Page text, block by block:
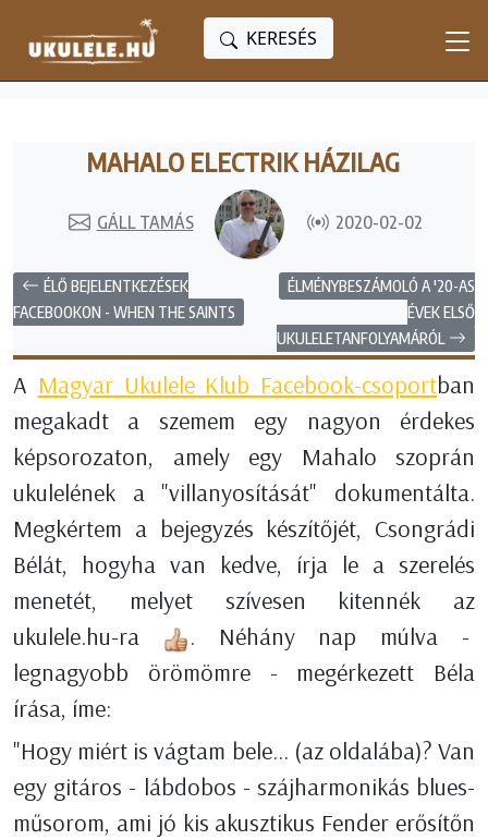
KERESÉS
MAHALO ELECTRIK HÁZILAG
GÁLL TAMÁS 2020-02-02
ÉLŐ BEJELENTKEZÉSEK
FACEBOOKON - WHEN THE SAINTS
ÉLMÉNYBESZÁMOLÓ A '20-AS
ÉVEK ELSŐ
UKULELETANFOLYAMÁRÓL
A Magyar Ukulele Klub Facebook-csoportban
megakadt a szemem egy nagyon érdekes
képsorozaton, amely egy Mahalo szoprán
ukulelének a "villanyosítását" dokumentálta.
Megkértem a bejegyzés készítőjét, Csongrádi
Bélát, hogyha van kedve, írja le a szerelés
menetét, melyet szívesen kitennék az
ukulele.hu-ra
. Néhány nap múlva -
legnagyobb örömömre - megérkezett Béla
írása, íme:
"Hogy miért is vágtam bele... (az oldalába)? Van
egy gitáros - lábdobos - szájharmonikás blues-
műsorom, ami jó kis akusztikus Fender erősítőn